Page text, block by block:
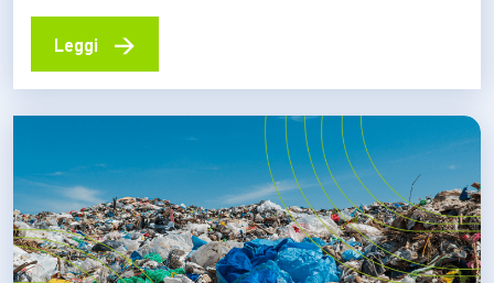
mettere in contatto e aggregare i piccoli proprietari di
aree boschive in tutta Italia per favorire le economie di
territorio non curato a monte spesso è il…
Leggi →